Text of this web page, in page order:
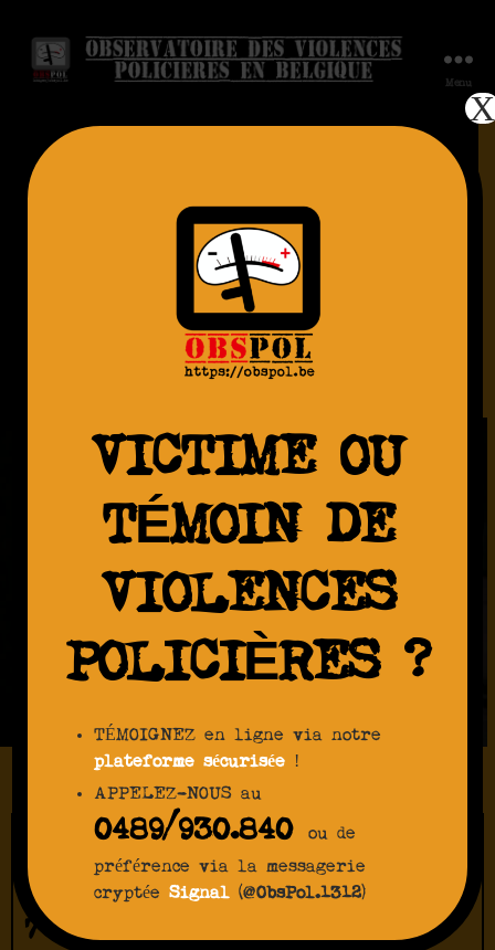
Menu
Dieumerci Kanda,
07.02.2015. Pendu
– Anderlecht
7 février 2015 – Anderlecht
VICTIME OU
TÉMOIN DE
VIOLENCES
POLICIÈRES ?
TÉMOIGNEZ en ligne via notre
plateforme sécurisée !
APPELEZ-NOUS au
0489/930.840ou de
préférence via la messagerie
cryptéeSignal (@ObsPol.1312)
X